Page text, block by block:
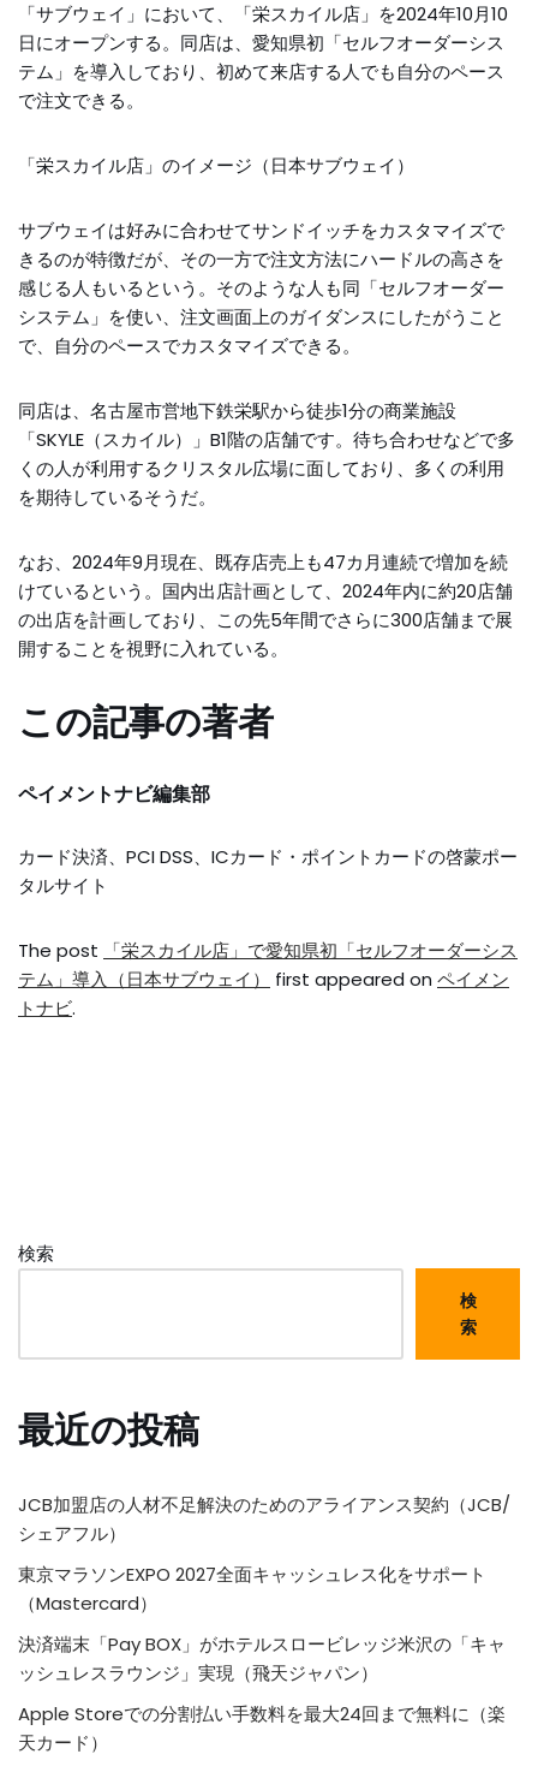
「サブウェイ」において、「栄スカイル店」を2024年10月10
日にオープンする。同店は、愛知県初「セルフオーダーシス
テム」を導入しており、初めて来店する人でも自分のペース
で注文できる。
「栄スカイル店」のイメージ（日本サブウェイ）
サブウェイは好みに合わせてサンドイッチをカスタマイズで
きるのが特徴だが、その一方で注文方法にハードルの高さを
感じる人もいるという。そのような人も同「セルフオーダー
システム」を使い、注文画面上のガイダンスにしたがうこと
で、自分のペースでカスタマイズできる。
同店は、名古屋市営地下鉄栄駅から徒歩1分の商業施設
「SKYLE（スカイル）」B1階の店舗です。待ち合わせなどで多
くの人が利用するクリスタル広場に面しており、多くの利用
を期待しているそうだ。
なお、2024年9月現在、既存店売上も47カ月連続で増加を続
けているという。国内出店計画として、2024年内に約20店舗
の出店を計画しており、この先5年間でさらに300店舗まで展
開することを視野に入れている。
この記事の著者
ペイメントナビ編集部
カード決済、PCI DSS、ICカード・ポイントカードの啓蒙ポー
タルサイト
The post
「栄スカイル店」で愛知県初「セルフオーダーシス
テム」導入（日本サブウェイ）
first appeared on ペイメン
トナビ.
検索
検
索
最近の投稿
JCB加盟店の人材不足解決のためのアライアンス契約（JCB/
シェアフル）
東京マラソンEXPO 2027全面キャッシュレス化をサポート
（Mastercard）
決済端末「Pay BOX」がホテルスロービレッジ米沢の「キャ
ッシュレスラウンジ」実現（飛天ジャパン）
Apple Storeでの分割払い手数料を最大24回まで無料に（楽
天カード）